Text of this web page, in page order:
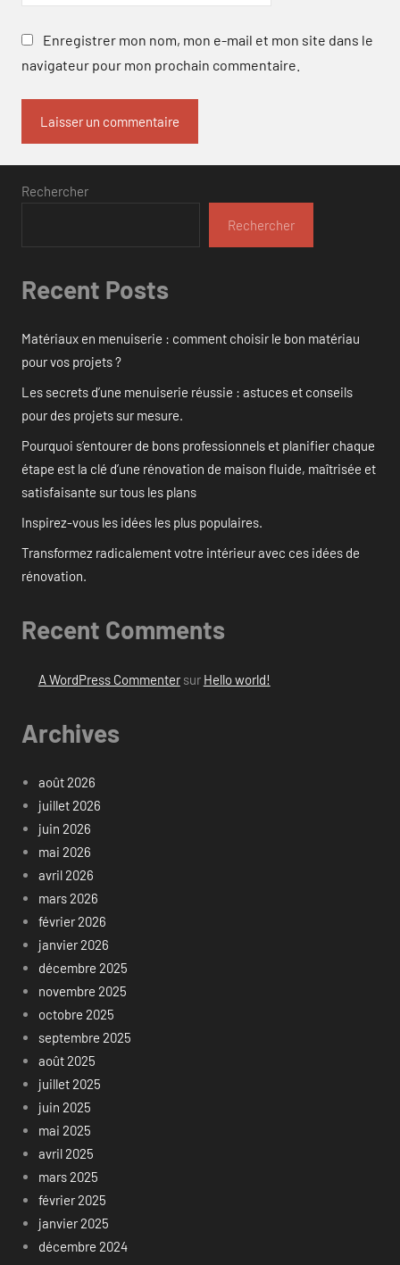
Enregistrer mon nom, mon e-mail et mon site dans le
navigateur pour mon prochain commentaire.
Rechercher
Rechercher
Recent Posts
Matériaux en menuiserie : comment choisir le bon matériau
pour vos projets ?
Les secrets d’une menuiserie réussie : astuces et conseils
pour des projets sur mesure.
Pourquoi s’entourer de bons professionnels et planifier chaque
étape est la clé d’une rénovation de maison fluide, maîtrisée et
satisfaisante sur tous les plans
Inspirez-vous les idées les plus populaires.
Transformez radicalement votre intérieur avec ces idées de
rénovation.
Recent Comments
A WordPress Commentersur Hello world!
Archives
août 2026
juillet 2026
juin 2026
mai 2026
avril 2026
mars 2026
février 2026
janvier 2026
décembre 2025
novembre 2025
octobre 2025
septembre 2025
août 2025
juillet 2025
juin 2025
mai 2025
avril 2025
mars 2025
février 2025
janvier 2025
décembre 2024